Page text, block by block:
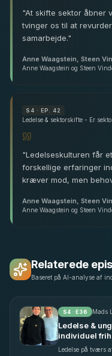
"At skifte sektor åbner
tvinger os til at
samarbejde."
Anne Waagstein, Steen
Anne Waagstein og Steen
S4 · EP. 42
"Ledelseskulturen får
forskellige erfaringer
kræver mod, men
Anne Waagstein, Steen
Anne Waagstein og Steen
Relaterede
Baseret på AI-analyse af
S4 · E36 Mads
Ledelse &
individuel
Langer (S4
Ledelse på tværs